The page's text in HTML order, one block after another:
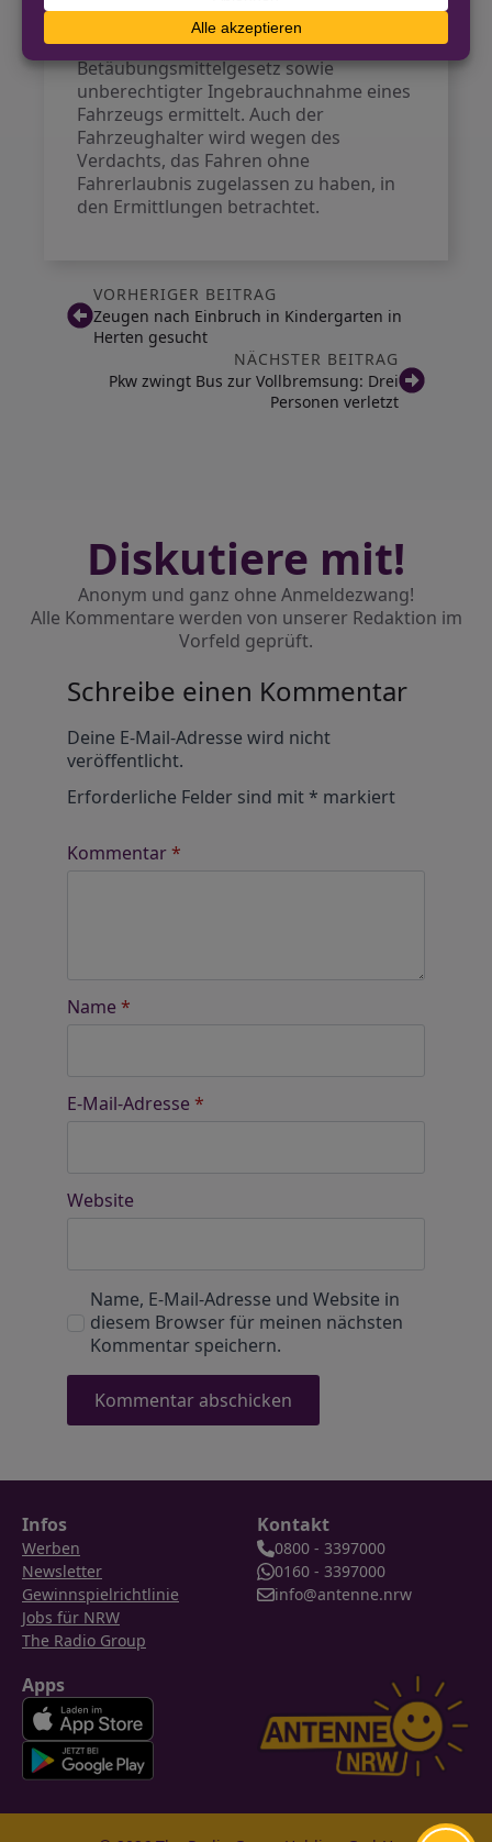
Verkehr, Fahrens ohne Fahrerlaubnis,
Verstoßes gegen das
Betäubungsmittelgesetz sowie
unberechtigter Ingebrauchnahme eines
Fahrzeugs ermittelt. Auch der
Fahrzeughalter wird wegen des
Verdachts, das Fahren ohne
Fahrerlaubnis zugelassen zu haben, in
den Ermittlungen betrachtet.
VORHERIGER BEITRAG
Zeugen nach Einbruch in Kindergarten in
Herten gesucht
NÄCHSTER BEITRAG
Pkw zwingt Bus zur Vollbremsung: Drei
Personen verletzt
Diskutiere mit!
Anonym und ganz ohne Anmeldezwang!
Alle Kommentare werden von unserer Redaktion im
Vorfeld geprüft.
Schreibe einen Kommentar
Deine E-Mail-Adresse wird nicht
veröffentlicht.
Erforderliche Felder sind mit* markiert
Kommentar*
Name *
E-Mail-Adresse *
Website
Name, E-Mail-Adresse und Website in
diesem Browser für meinen nächsten
Kommentar speichern.
Infos
Werben
Newsletter
Gewinnspielrichtlinie
Jobs für NRW
The Radio Group
Kontakt
0800 - 3397000
0160 - 3397000
info@antenne.nrw
Apps